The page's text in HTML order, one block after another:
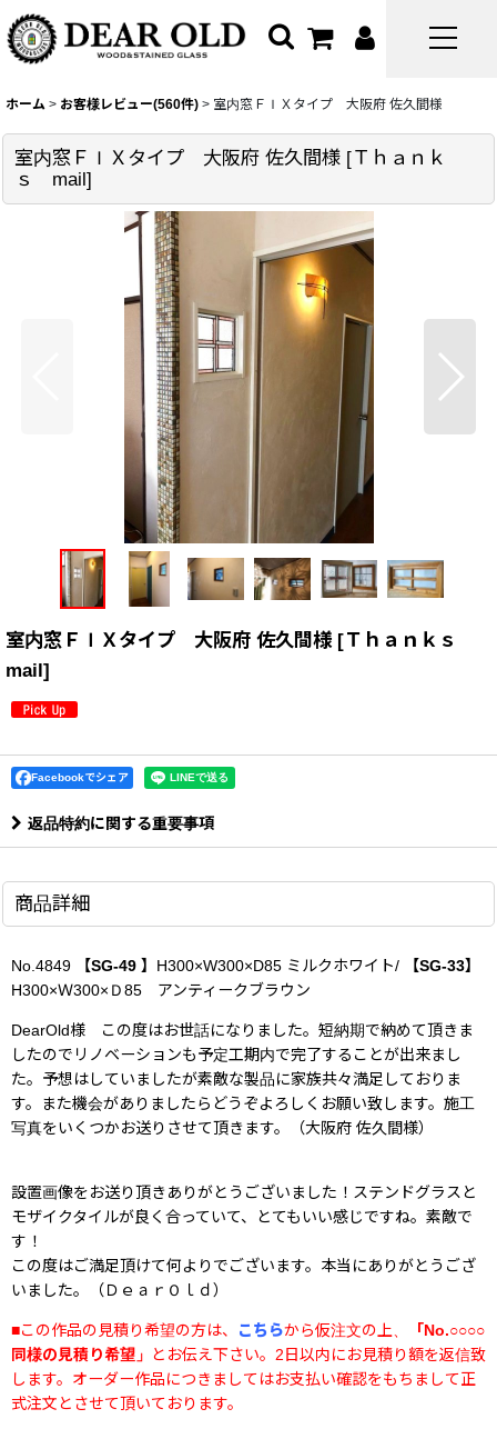
ホーム > お客様レビュー(560件) > 室内窓ＦＩＸタイプ 大阪府 佐久間様
室内窓ＦＩＸタイプ 大阪府 佐久間様 [Ｔｈａｎｋ
ｓ mail]
室内窓ＦＩＸタイプ 大阪府 佐久間様 [Ｔｈａｎｋｓ
mail]
Facebookでシェア
返品特約に関する重要事項
商品詳細
No.4849 【SG-49 】 H300×W300×D85 ミルクホワイト/ 【SG-33】
H300×Ｗ300×Ｄ85 アンティークブラウン
DearOld様 この度はお世話になりました。短納期で納めて頂きま
したのでリノベーションも予定工期内で完了することが出来まし
た。予想はしていましたが素敵な製品に家族共々満足しておりま
す。また機会がありましたらどうぞよろしくお願い致します。施工
写真をいくつかお送りさせて頂きます。（大阪府 佐久間様）
設置画像をお送り頂きありがとうございました！ステンドグラスと
モザイクタイルが良く合っていて、とてもいい感じですね。素敵で
す！
この度はご満足頂けて何よりでございます。本当にありがとうござ
いました。（ＤｅａｒＯｌｄ）
■この作品の見積り希望の方は、 こちらから仮注文の上、
「No.○○○○
同様の見積り希望」 とお伝え下さい。2日以内にお見積り額を返信致
します。オーダー作品につきましてはお支払い確認をもちまして正
式注文とさせて頂いております。